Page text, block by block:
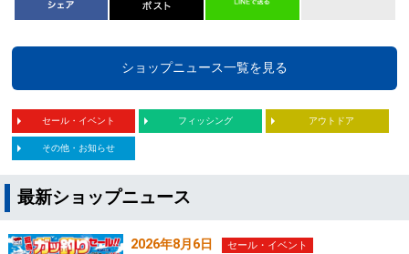
ショップニュース一覧を見る
セール・イベント フィッシング アウトドア
その他・お知らせ
最新ショップニュース
2026年8月6日 セール・イベント